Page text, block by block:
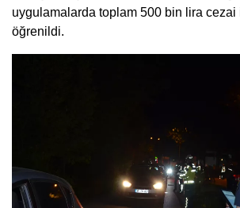
uygulamalarda toplam 500 bin lira cezai
öğrenildi.